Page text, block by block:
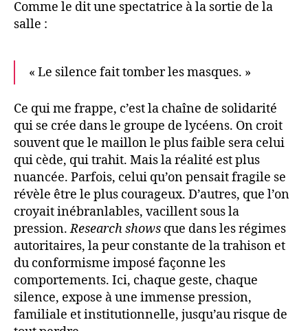
Comme le dit une spectatrice à la sortie de la
salle :
« Le silence fait tomber les masques. »
Ce qui me frappe, c’est la chaîne de solidarité
qui se crée dans le groupe de lycéens. On croit
souvent que le maillon le plus faible sera celui
qui cède, qui trahit. Mais la réalité est plus
nuancée. Parfois, celui qu’on pensait fragile se
révèle être le plus courageux. D’autres, que l’on
croyait inébranlables, vacillent sous la
pression.Research shows que dans les régimes
autoritaires, la peur constante de la trahison et
du conformisme imposé façonne les
comportements. Ici, chaque geste, chaque
silence, expose à une immense pression,
familiale et institutionnelle, jusqu’au risque de